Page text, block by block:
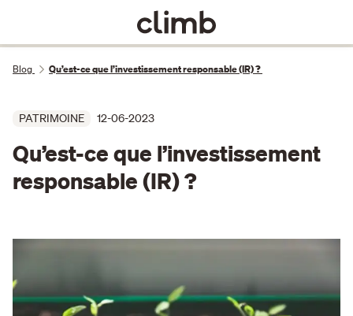
Blog Qu’est-ce que l’investissement responsable (IR) ?
PATRIMOINE 12-06-2023
Qu’est-ce que l’investissement
responsable (IR) ?